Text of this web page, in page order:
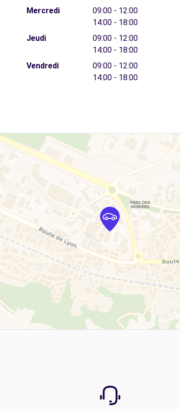
Mercredi
09:00 - 12:00
14:00 - 18:00
Jeudi
09:00 - 12:00
14:00 - 18:00
Vendredi
09:00 - 12:00
14:00 - 18:00